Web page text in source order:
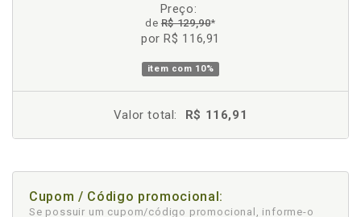
Preço:
deR$ 129,90*
por R$ 116,91
item com 10%
Valor total: R$ 116,91
Cupom / Código promocional:
Se possuir um cupom/código promocional, informe-o